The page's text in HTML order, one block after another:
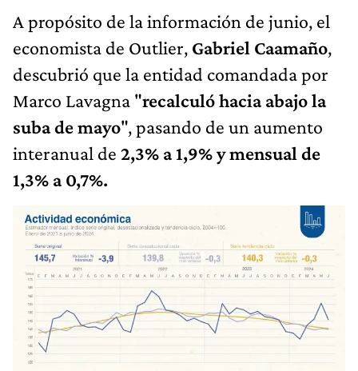
A propósito de la información de junio, el
economista de Outlier, Gabriel Caamaño,
descubrió que la entidad comandada por
Marco Lavagna "recalculó hacia abajo la
suba de mayo", pasando de un aumento
interanual de 2,3% a 1,9% y mensual de
1,3% a 0,7%.